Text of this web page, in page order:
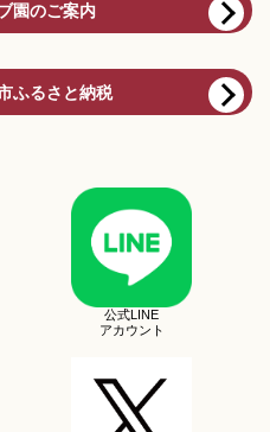
園のご案内
ふるさと納税
公式LINE
アカウント